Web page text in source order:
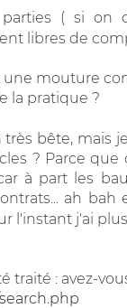
( si on
libres de
mouture
la pratique ?
très bête, mais
? Parce
à part les
ah bah
l'instant j'ai
traité : avez-